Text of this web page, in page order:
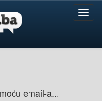
email-a...